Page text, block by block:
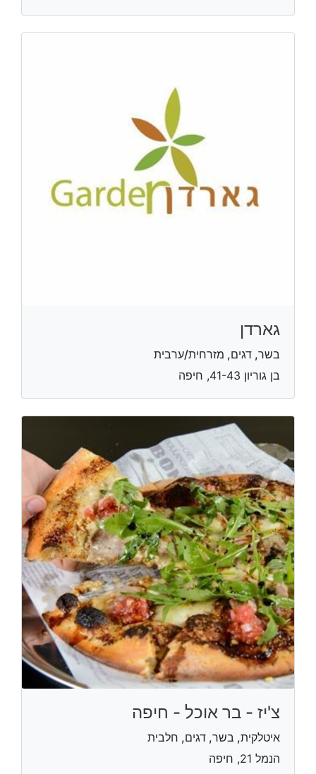
גארדן
בשר, דגים, מזרחית/ערבית
בן גוריון 41-43, חיפה
צ'יז - בר אוכל - חיפה
איטלקית, בשר, דגים, חלבית
הנמל 21, חיפה